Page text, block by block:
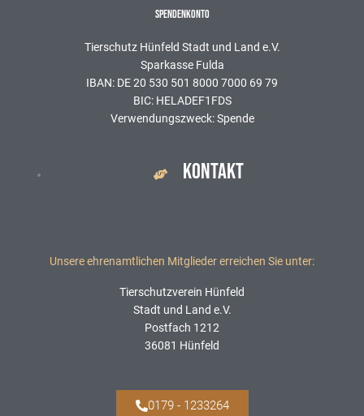
SPENDENKONTO
Tierschutz Hünfeld Stadt und Land e.V.
Sparkasse Fulda
IBAN: DE 20 530 501 8000 7000 69 79
BIC: HELADEF1FDS
Verwendungszweck: Spende
KONTAKT
Unsere ehrenamtlichen Mitglieder erreichen Sie unter:
Tierschutzverein Hünfeld
Stadt und Land e.V.
Postfach 1212
36081 Hünfeld
0179 - 1233264